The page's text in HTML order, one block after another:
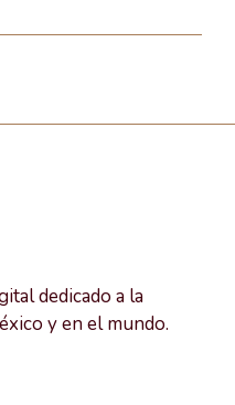
dedicado a la
y en el mundo.